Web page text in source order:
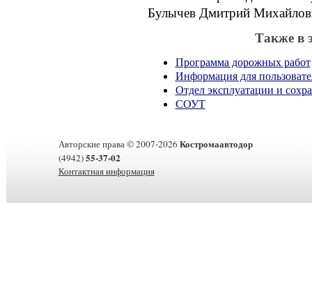
Булычев Дмитрий
Также в
Программа дорожных работ
Информация для
Отдел эксплуатации и
СОУТ
Авторские права © 2007-2026Костромаавтодор
(4942)55-37-02
Контактная информация